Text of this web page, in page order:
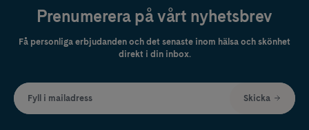
Prenumerera på vårt nyhetsbrev
Få personliga erbjudanden och det senaste inom hälsa och skönhet
direkt i din inbox.
Fyll i mailadress Skicka